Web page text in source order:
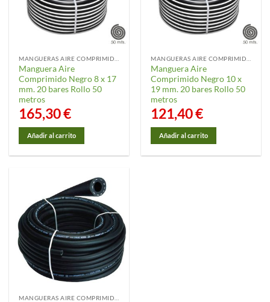
Manguera Aire
Comprimido Negro 8 x 17
mm. 20 bares Rollo 50
metros
165,30€
Añadir al carrito
Manguera Aire
Comprimido Negro 10 x
19 mm. 20 bares Rollo 50
metros
121,40€
Añadir al carrito